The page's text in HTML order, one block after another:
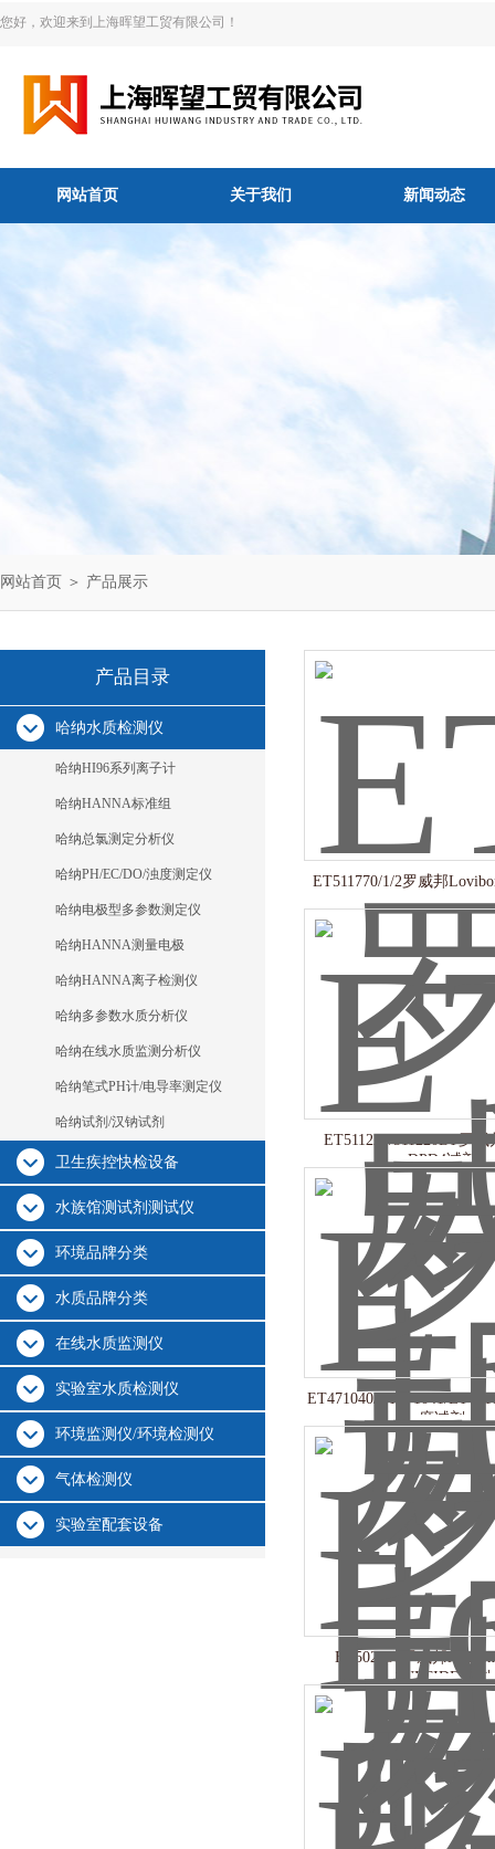
您好，欢迎来到上海晖望工贸有限公司！
网站首页 关于我们 新闻动态
网站首页 ＞ 产品展示
产品目录
哈纳水质检测仪
哈纳HI96系列离子计
哈纳HANNA标准组
哈纳总氯测定分析仪
哈纳PH/EC/DO/浊度测定仪
哈纳电极型多参数测定仪
哈纳HANNA测量电极
哈纳HANNA离子检测仪
哈纳多参数水质分析仪
哈纳在线水质监测分析仪
哈纳笔式PH计/电导率测定仪
哈纳试剂/汉钠试剂
卫生疾控快检设备
水族馆测试剂测试仪
环境品牌分类
水质品牌分类
在线水质监测仪
实验室水质检测仪
环境监测仪/环境检测仪
气体检测仪
实验室配套设备
ET511770/1/2罗威邦
ET511220/511220BT罗
DPD4试剂
ET471040/ET471041/
度试剂
ET502930罗威邦
SULFIDE试剂